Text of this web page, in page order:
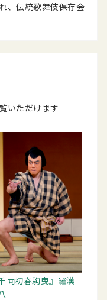
、伝統歌舞伎保存会
いただけます
両初春駒曳』羅漢